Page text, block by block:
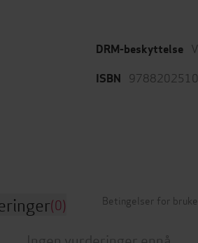
DRM-beskyttelse
ISBN
(0) Betingelser for